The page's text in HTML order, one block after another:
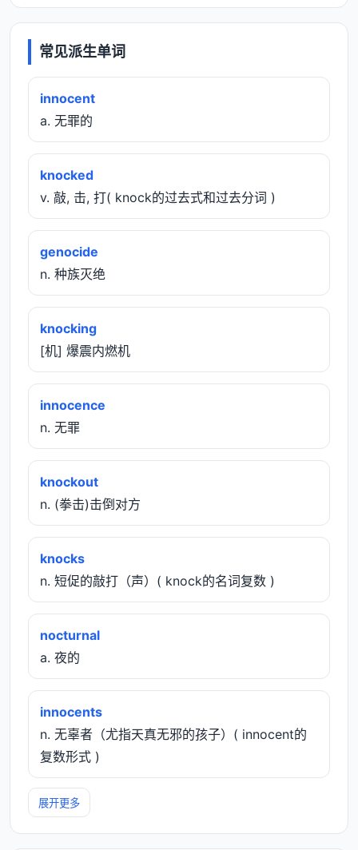
常见派生单词
innocent
a. 无罪的
knocked
v. 敲, 击, 打( knock的过去式和过去分词 )
genocide
n. 种族灭绝
knocking
[机] 爆震内燃机
innocence
n. 无罪
knockout
n. (拳击)击倒对方
knocks
n. 短促的敲打（声）( knock的名词复数 )
nocturnal
a. 夜的
innocents
n. 无辜者（尤指天真无邪的孩子）( innocent的
复数形式 )
展开更多